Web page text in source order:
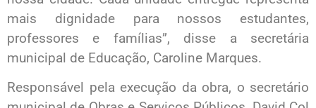
mais dignidade para nossos estudantes,
professores e famílias”, disse a secretária
municipal de Educação, Caroline Marques.
Responsável pela execução da obra, o secretário